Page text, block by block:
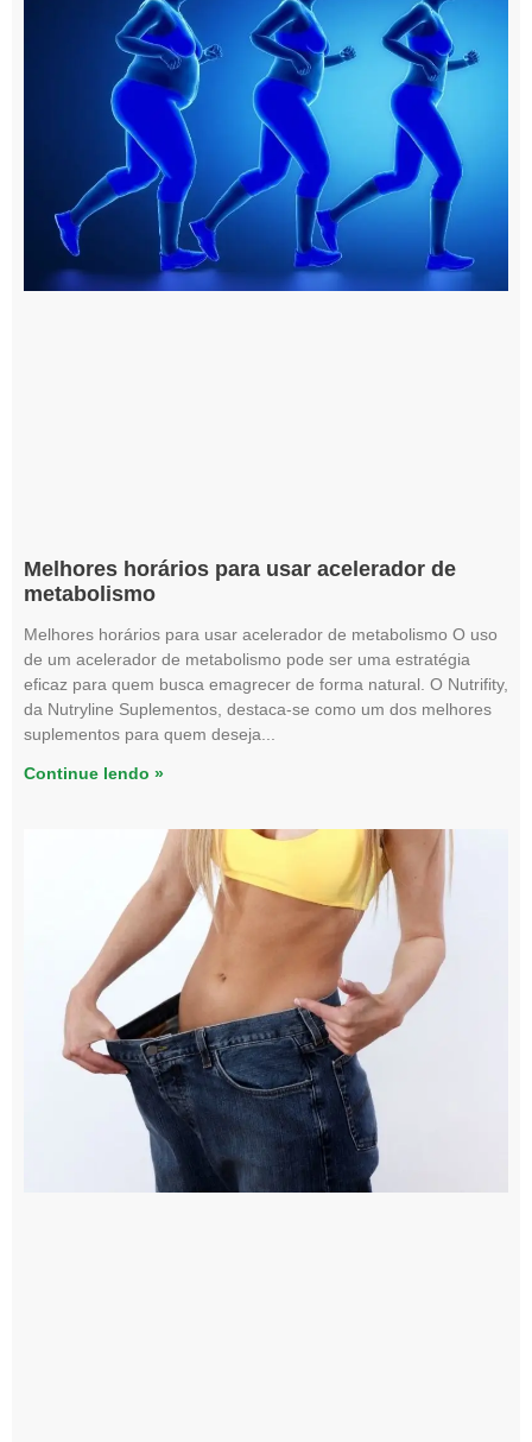
Melhores horários para usar acelerador de
metabolismo
Melhores horários para usar acelerador de metabolismo O uso
de um acelerador de metabolismo pode ser uma estratégia
eficaz para quem busca emagrecer de forma natural. O Nutrifity,
da Nutryline Suplementos, destaca-se como um dos melhores
suplementos para quem deseja
Continue lendo »